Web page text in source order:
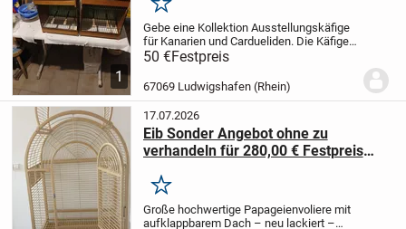
1
Merken
Gebe eine Kollektion Ausstellungskäfige
für Kanarien und Cardueliden. Die Käfige
wurden 1 mal im Jahrwe genutzt. Handy
01601862202
50 €Festpreis
67069 Ludwigshafen (Rhein)
17.07.2026
Eib Sonder Angebot ohne zu
verhandeln für 280,00 € Festpreis
gebrauchte Papageienvoliere /
Vogelkäfig auf Rollen sehr guten
Zustand !
Merken
Große hochwertige Papageienvoliere mit
aufklappbarem Dach – neu lackiert –